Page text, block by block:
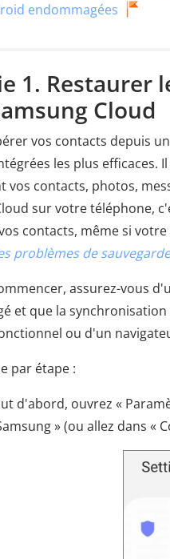
endommagées
1. Restaurer
Cloud
vos contacts depuis
les plus efficaces.
vos contacts, photos,
sur votre téléphone,
contacts, même si
problèmes de
assurez-vous
et que la
ou d'un
par étape :
d'abord, ouvrez «
» (ou allez dans «